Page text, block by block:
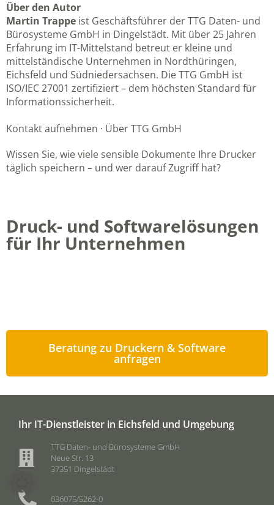
Über den Autor
Martin Trappe ist Geschäftsführer der TTG Daten- und
Bürosysteme GmbH in Dingelstädt. Mit über 25 Jahren
Erfahrung im IT-Mittelstand betreut er kleine und
mittelständische Unternehmen in Nordthüringen,
Eichsfeld und Südniedersachsen. Die TTG GmbH ist
ISO/IEC 27001 zertifiziert– dem höchsten Standard für
Informationssicherheit.
Kontakt aufnehmen · Über TTG GmbH
Wissen Sie, wie viele sensible Dokumente Ihre Drucker
täglich speichern – und wer darauf Zugriff hat?
Druck- und Softwarelösungen
für Ihr Unternehmen
Beratung zu Druckern & Software
anfragen
Ihr IT-Dienstleister in Eichsfeld und Umgebung
TTG Daten- und Bürosysteme GmbH
Neue Str. 13
37351 Dingelstädt
036075/5262-0